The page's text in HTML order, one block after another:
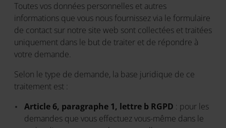
Toutes vos données personnelles et autres
informations que vous nous fournissez via le formulaire
de contact sur notre site web sont collectées et traitées
uniquement dans le but de traiter et de répondre à
votre demande.
Selon le type de demande, la base juridique de ce
traitement est :
Article 6, paragraphe 1, lettre b RGPD : pour les
demandes que vous effectuez vous-même dans le